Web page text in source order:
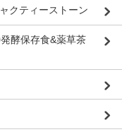
クティーストーン
酵保存食&薬草茶